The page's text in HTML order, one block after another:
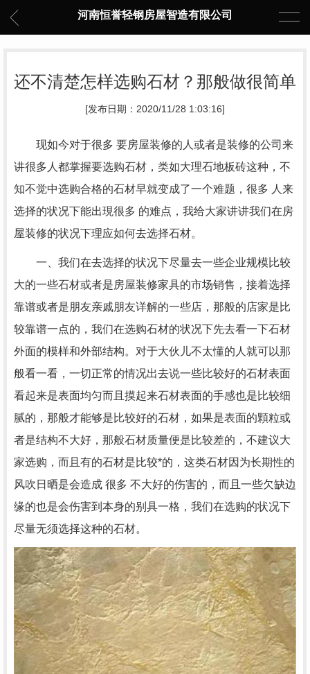
河南恒誉轻钢房屋智造有限公司
还不清楚怎样选购石材？那般做很简单
[发布日期：2020/11/28 1:03:16]
现如今对于很多 要房屋装修的人或者是装修的公司来
讲很多人都掌握要选购石材，类如大理石地板砖这种，不
知不觉中选购合格的石材早就变成了一个难题，很多 人来
选择的状况下能出現很多 的难点，我给大家讲讲我们在房
屋装修的状况下理应如何去选择石材。
一、我们在去选择的状况下尽量去一些企业规模比较
大的一些石材或者是房屋装修家具的市场销售，接着选择
靠谱或者是朋友亲戚朋友详解的一些店，那般的店家是比
较靠谱一点的，我们在选购石材的状况下先去看一下石材
外面的模样和外部结构。对于大伙儿不太懂的人就可以那
般看一看，一切正常的情况出去说一些比较好的石材表面
看起来是表面均匀而且摸起来石材表面的手感也是比较细
腻的，那般才能够是比较好的石材，如果是表面的顆粒或
者是结构不大好，那般石材质量便是比较差的，不建议大
家选购，而且有的石材是比较*的，这类石材因为长期性的
风吹日晒是会造成 很多 不大好的伤害的，而且一些欠缺边
缘的也是会伤害到本身的别具一格，我们在选购的状况下
尽量无须选择这种的石材。